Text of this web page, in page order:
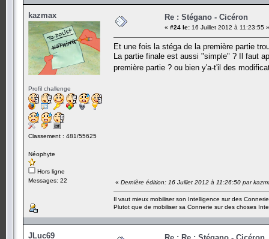
kazmax
Profil challenge
Classement : 481/55625
Néophyte
Hors ligne
Messages: 22
Re : Stégano - Cicéron
« #24 le: 16 Juillet 2012 à 11:23:55 »
Et une fois la stéga de la première partie
La partie finale est aussi "simple" ? Il faut
première partie ? ou bien y'a-t'il des
« Dernière édition: 16 Juillet 2012 à 11:26:50 par
Il vaut mieux mobiliser son Intelligence sur des
Plutot que de mobiliser sa Connerie sur des choses
JLuc69